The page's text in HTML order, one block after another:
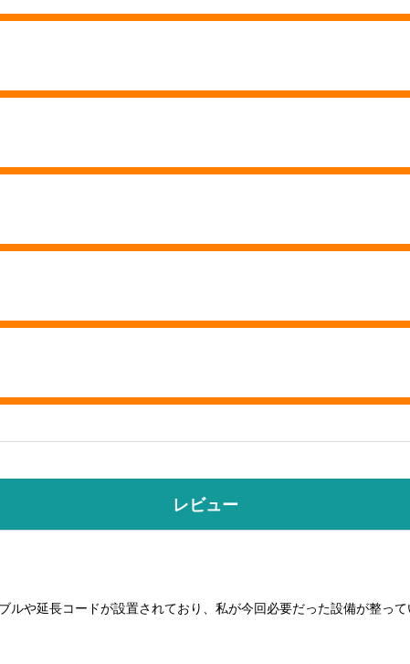
レビュー
ルや延長コードが設置されており、私が今回必要だった設備が整っ